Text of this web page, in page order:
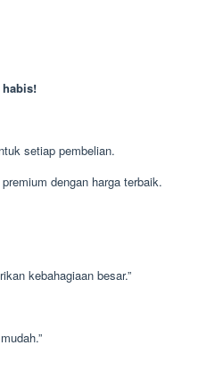
habis!
setiap pembelian.
dengan harga terbaik.
kebahagiaan besar.”